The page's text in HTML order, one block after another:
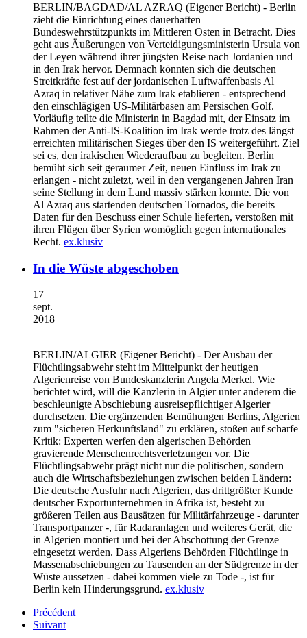
BERLIN/BAGDAD/AL AZRAQ (Eigener Bericht) - Berlin
zieht die Einrichtung eines dauerhaften
Bundeswehrstützpunkts im Mittleren Osten in Betracht. Dies
geht aus Äußerungen von Verteidigungsministerin Ursula von
der Leyen während ihrer jüngsten Reise nach Jordanien und
in den Irak hervor. Demnach könnten sich die deutschen
Streitkräfte fest auf der jordanischen Luftwaffenbasis Al
Azraq in relativer Nähe zum Irak etablieren - entsprechend
den einschlägigen US-Militärbasen am Persischen Golf.
Vorläufig teilte die Ministerin in Bagdad mit, der Einsatz im
Rahmen der Anti-IS-Koalition im Irak werde trotz des längst
erreichten militärischen Sieges über den IS weitergeführt. Ziel
sei es, den irakischen Wiederaufbau zu begleiten. Berlin
bemüht sich seit geraumer Zeit, neuen Einfluss im Irak zu
erlangen - nicht zuletzt, weil in den vergangenen Jahren Iran
seine Stellung in dem Land massiv stärken konnte. Die von
Al Azraq aus startenden deutschen Tornados, die bereits
Daten für den Beschuss einer Schule lieferten, verstoßen mit
ihren Flügen über Syrien womöglich gegen internationales
Recht. ex.klusiv
In die Wüste abgeschoben
17
sept.
2018
BERLIN/ALGIER (Eigener Bericht) - Der Ausbau der
Flüchtlingsabwehr steht im Mittelpunkt der heutigen
Algerienreise von Bundeskanzlerin Angela Merkel. Wie
berichtet wird, will die Kanzlerin in Algier unter anderem die
beschleunigte Abschiebung ausreisepflichtiger Algerier
durchsetzen. Die ergänzenden Bemühungen Berlins, Algerien
zum "sicheren Herkunftsland" zu erklären, stoßen auf scharfe
Kritik: Experten werfen den algerischen Behörden
gravierende Menschenrechtsverletzungen vor. Die
Flüchtlingsabwehr prägt nicht nur die politischen, sondern
auch die Wirtschaftsbeziehungen zwischen beiden Ländern:
Die deutsche Ausfuhr nach Algerien, das drittgrößter Kunde
deutscher Exportunternehmen in Afrika ist, besteht zu
größeren Teilen aus Bausätzen für Militärfahrzeuge - darunter
Transportpanzer -, für Radaranlagen und weiteres Gerät, die
in Algerien montiert und bei der Abschottung der Grenze
eingesetzt werden. Dass Algeriens Behörden Flüchtlinge in
Massenabschiebungen zu Tausenden an der Südgrenze in der
Wüste aussetzen - dabei kommen viele zu Tode -, ist für
Berlin kein Hinderungsgrund. ex.klusiv
Précédent
Suivant